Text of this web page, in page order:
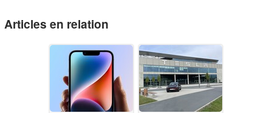
Articles en relation